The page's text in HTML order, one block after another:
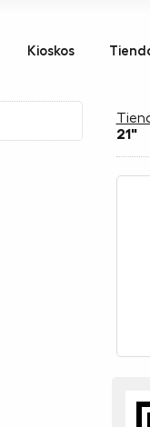
Kioskos
21"